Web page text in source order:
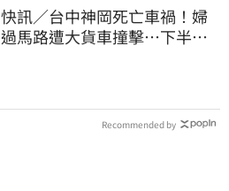
快訊／台中神岡死亡車禍！婦
過馬路遭大貨車撞擊…下半身
Recommended by